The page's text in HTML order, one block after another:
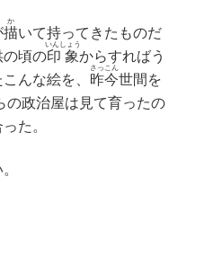
描
か
いて持ってきたものだ
の頃の印象
いんしょう
からすればう
んな絵を、 昨今
さっこん
世間を
の政治屋は見て育ったの
た。